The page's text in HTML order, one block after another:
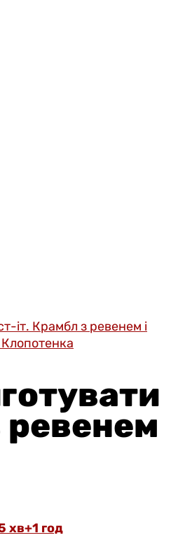
іт. Крамбл з ревенем і
ревенем
хв+1 год